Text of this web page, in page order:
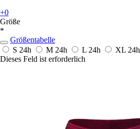
+0
Größe
*
Größentabelle
S 24h M 24h L 24h XL 24h
Dieses Feld ist erforderlich